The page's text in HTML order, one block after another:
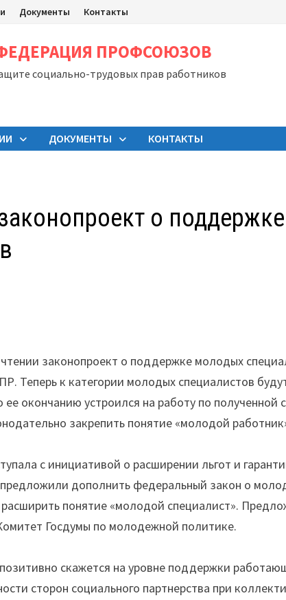
Документы Контакты
ПРОФСОЮЗОВ
социально-трудовых прав работников
ДОКУМЕНТЫ КОНТАКТЫ
о поддержке
законопроект о поддержке молодых
Теперь к категории молодых специалистов
окончанию устроился на работу по полученной
закрепить понятие «молодой
с инициативой о расширении льгот и
дополнить федеральный закон о
понятие «молодой специалист».
Госдумы по молодежной политике.
скажется на уровне поддержки
сторон социального партнерства при